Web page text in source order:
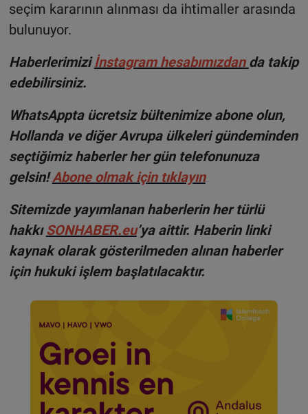
seçim kararının alınması da ihtimaller arasında
bulunuyor.
Haberlerimiziİnstagram hesabımızdan da takip
edebilirsiniz.
WhatsAppta ücretsiz bültenimize abone olun,
Hollanda ve diğer Avrupa ülkeleri gündeminden
seçtiğimiz haberler her gün telefonunuza
gelsin!Abone olmak için tıklayın
Sitemizde yayımlanan haberlerin her türlü
hakkıSONHABER.eu’ya aittir. Haberin linki
kaynak olarak gösterilmeden alınan haberler
için hukuki işlem başlatılacaktır.